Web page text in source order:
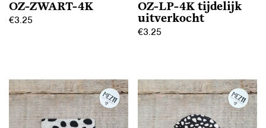
OZ-ZWART-4K
€3.25
OZ-LP-4K tijdelijk
uitverkocht
€3.25